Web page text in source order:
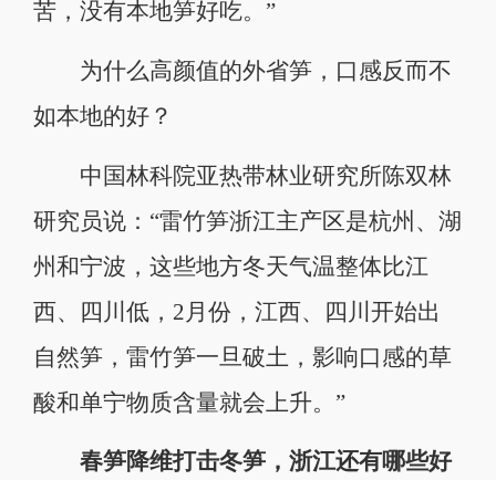
苦，没有本地笋好吃。”
为什么高颜值的外省笋，口感反而不
如本地的好？
中国林科院亚热带林业研究所陈双林
研究员说：“雷竹笋浙江主产区是杭州、湖
州和宁波，这些地方冬天气温整体比江
西、四川低，2月份，江西、四川开始出
自然笋，雷竹笋一旦破土，影响口感的草
酸和单宁物质含量就会上升。”
春笋降维打击冬笋，浙江还有哪些好